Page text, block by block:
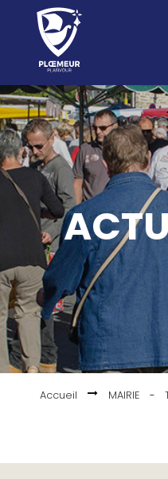
Accueil MAIRIE -